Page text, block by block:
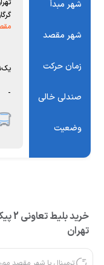
شهر مبدأ
شهر مقصد
زمان حرکت
صندلی خالی
وضعیت
تهران